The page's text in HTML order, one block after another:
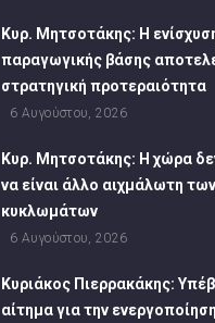
Κυρ. Μητσοτάκης: Η
παραγωγικής βάσης
στρατηγική προτεραιότητα
6 Αυγούστου, 2026
Κυρ. Μητσοτάκης: Η χώρα
να είναι άλλο αιχμάλωτη των
κυκλωμάτων
6 Αυγούστου, 2026
Κυριάκος Πιερρακάκης:
αίτημα για την